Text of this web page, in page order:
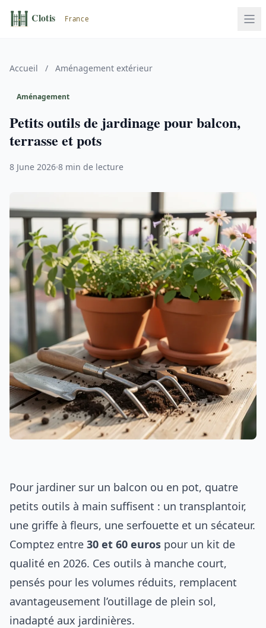
Accueil / Aménagement extérieur
Aménagement
Petits outils de jardinage pour balcon,
terrasse et pots
8 June 2026 8 min de lecture
Pour jardiner sur un balcon ou en pot, quatre
petits outils à main suffisent : un transplantoir,
une griffe à fleurs, une serfouette et un sécateur.
Comptez entre 30 et 60 euros pour un kit de
qualité en 2026. Ces outils à manche court,
pensés pour les volumes réduits, remplacent
avantageusement l’outillage de plein sol,
inadapté aux jardinières.